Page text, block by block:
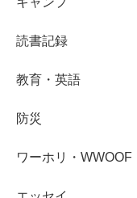
読書記録
教育・英語
防災
ワーホリ・WWOOF